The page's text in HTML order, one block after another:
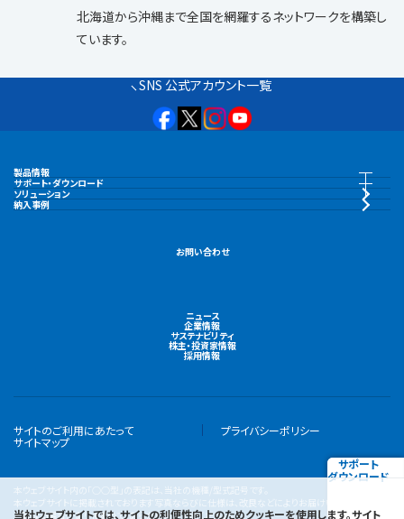
北海道から沖縄まで全国を網羅するネットワークを構築し
ています。
サポート
ダウンロード
SNS 公式アカウント一覧
製品情報
製品情報トップ
水処理関連機器
集水関連機器
サポート・ダウンロード
サポート・ダウンロードトップ
電子ハンドブック
よくあるご質問
ソリューション
納入事例
お問い合わせ
ニュース
企業情報
サステナビリティ
株主・投資家情報
採用情報
サイトのご利用にあたって プライバシーポリシー
サイトマップ
本ウェブサイト内の「○○型」の表記は、当社の機種/型式記号です。
本ウェブサイトに掲載されております写真ならびに仕様は、改良などによりお届けいたします製品
と異なる場合がありますので、あらかじめご了承ください。
当社ウェブサイトでは、サイトの利便性向上のためクッキーを使用します。サイト